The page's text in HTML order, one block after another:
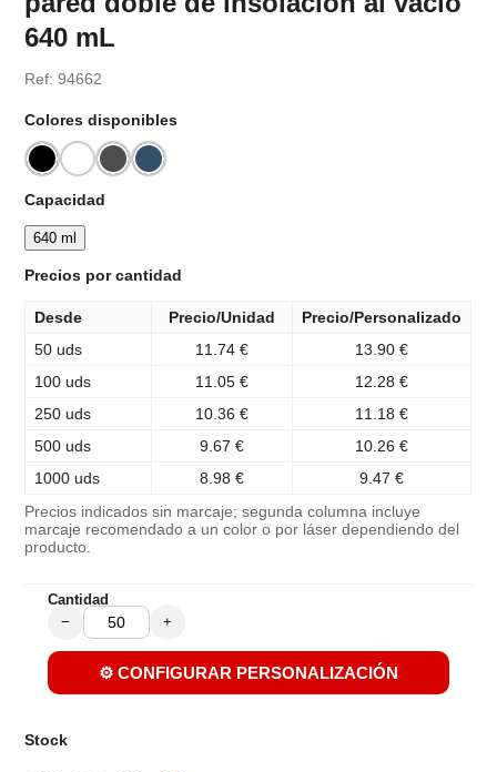
640 mL
Ref: 94662
Colores disponibles
Capacidad
640 ml
Precios por cantidad
Desde Precio/Unidad
Precio/Personalizado
50 uds
11.74 €
13.90 €
100 uds
11.05 €
12.28 €
250 uds
10.36 €
11.18 €
500 uds
9.67 €
10.26 €
1000 uds
8.98 € 9.47 €
Precios indicados sin marcaje; segunda columna incluye
marcaje recomendado a un color o por láser dependiendo del
producto.
Cantidad
− +
⚙️ CONFIGURAR PERSONALIZACIÓN
Stock